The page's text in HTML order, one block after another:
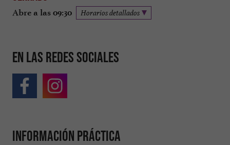
Abre a las 09:30 Horarios detallados
En las redes sociales
Información práctica